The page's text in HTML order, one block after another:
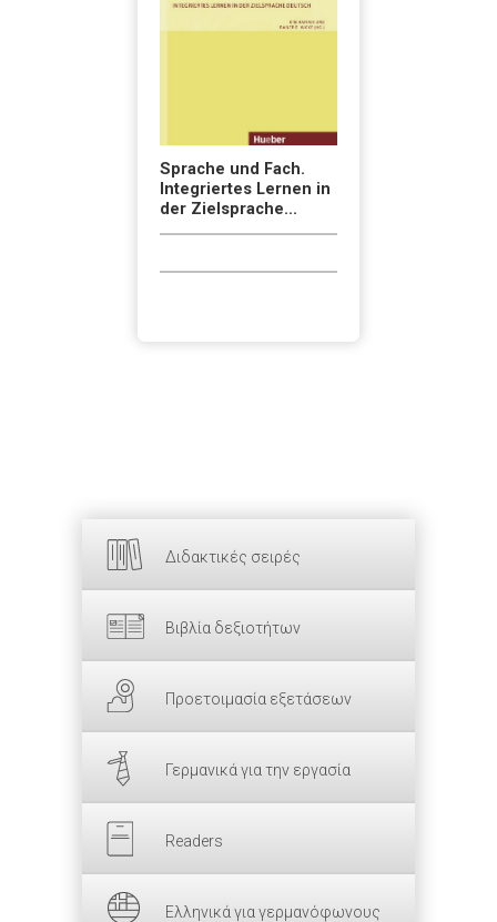
Διδακτικές σειρές
Βιβλία δεξιοτήτων
Προετοιμασία εξετάσεων
Γερμανικά για την εργασία
Readers
Ελληνικά για γερμανόφωνους
Sprache und Fach.
Integriertes Lernen in
der Zielsprache...